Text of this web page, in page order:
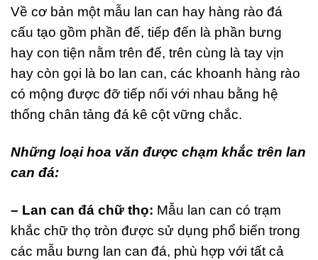
Về cơ bản một mẫu lan can hay hàng rào đá
cấu tạo gồm phần đế, tiếp đến là phần bưng
hay con tiện nằm trên đế, trên cùng là tay vịn
hay còn gọi là bo lan can, các khoanh hàng rào
có mộng được đỡ tiếp nối với nhau bằng hệ
thống chân tảng đá kê cột vững chắc.
Những loại hoa văn được chạm khắc trên lan
can đá:
– Lan can đá chữ thọ: Mẫu lan can có trạm
khắc chữ thọ tròn được sử dụng phổ biến trong
các mẫu bưng lan can đá, phù hợp với tất cả